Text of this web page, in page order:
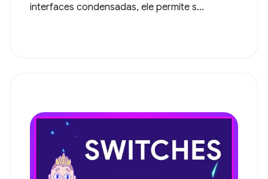
interfaces condensadas, ele permite s...